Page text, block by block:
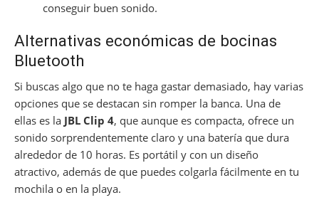
conseguir buen sonido.
Alternativas económicas de bocinas
Bluetooth
Si buscas algo que no te haga gastar demasiado, hay varias
opciones que se destacan sin romper la banca. Una de
ellas es la JBL Clip 4, que aunque es compacta, ofrece un
sonido sorprendentemente claro y una batería que dura
alrededor de 10 horas. Es portátil y con un diseño
atractivo, además de que puedes colgarla fácilmente en tu
mochila o en la playa.